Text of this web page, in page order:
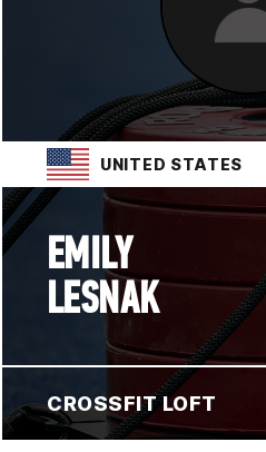
UNITED STATES
EMILY
LESNAK
CROSSFIT LOFT